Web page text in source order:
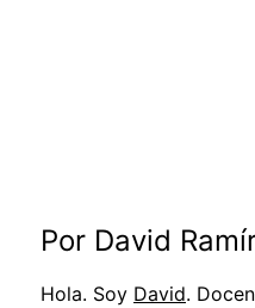
Por David
Hola. Soy David.